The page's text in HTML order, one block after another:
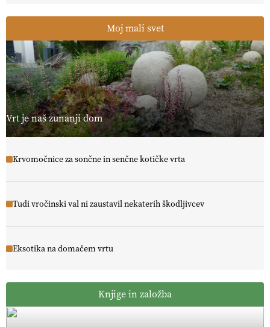
Moj mali svet
Vrt je naš zunanji dom
Krvomočnice za sončne in senčne kotičke vrta
Tudi vročinski val ni zaustavil nekaterih škodljivcev
Eksotika na domačem vrtu
Knjige in založba